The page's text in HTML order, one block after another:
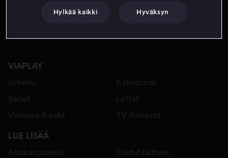
VIAPLAY
Urheilu
Kategoriat
Sarjat
Leffat
Vuokraa & osta
TV-kanavat
LUE LISÄÄ
Asiakaspalvelu
Tuetut laitteet
Hylkää kaikki Hyväksyn